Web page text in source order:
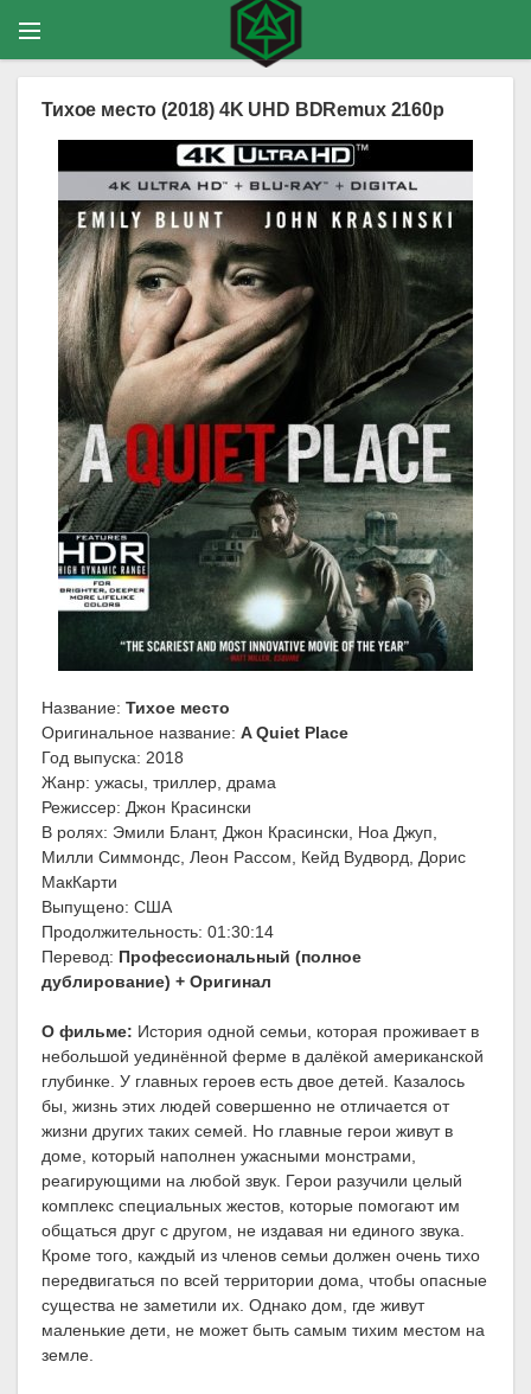
Тихое место (2018) 4K UHD BDRemux 2160p
Название: Тихое место
Оригинальное название: A Quiet Place
Год выпуска: 2018
Жанр: ужасы, триллер, драма
Режиссер: Джон Красински
В ролях: Эмили Блант, Джон Красински, Ноа Джуп,
Милли Симмондс, Леон Рассом, Кейд Вудворд, Дорис
МакКарти
Выпущено: США
Продолжительность: 01:30:14
Перевод: Профессиональный (полное
дублирование) + Оригинал
О фильме: История одной семьи, которая проживает в
небольшой уединённой ферме в далёкой американской
глубинке. У главных героев есть двое детей. Казалось
бы, жизнь этих людей совершенно не отличается от
жизни других таких семей. Но главные герои живут в
доме, который наполнен ужасными монстрами,
реагирующими на любой звук. Герои разучили целый
комплекс специальных жестов, которые помогают им
общаться друг с другом, не издавая ни единого звука.
Кроме того, каждый из членов семьи должен очень тихо
передвигаться по всей территории дома, чтобы опасные
существа не заметили их. Однако дом, где живут
маленькие дети, не может быть самым тихим местом на
земле.